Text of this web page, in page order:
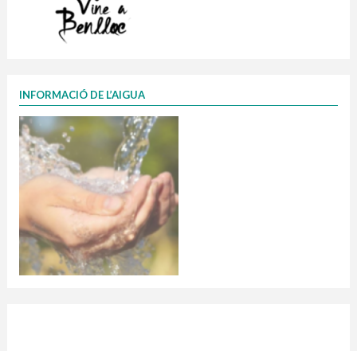
INFORMACIÓ DE L’AIGUA